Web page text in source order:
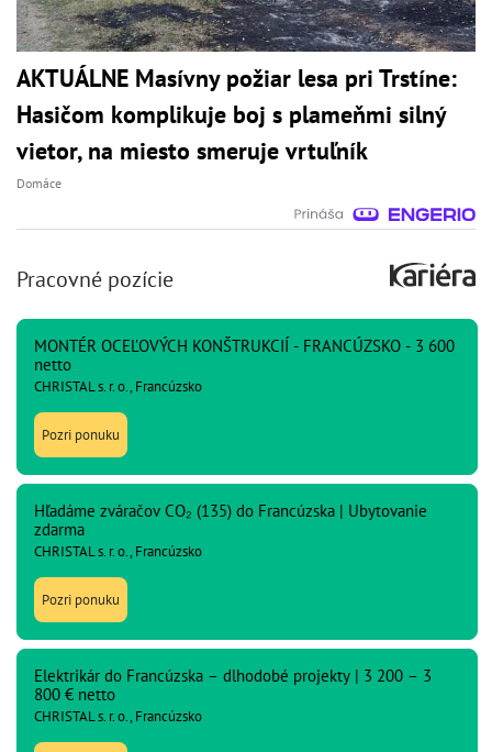
AKTUÁLNE Masívny požiar lesa pri Trstíne:
Hasičom komplikuje boj s plameňmi silný
vietor, na miesto smeruje vrtuľník
Domáce
Pracovné pozície
MONTÉR OCEĽOVÝCH KONŠTRUKCIÍ - FRANCÚZSKO - 3 600
netto
CHRISTAL s. r. o., Francúzsko
Pozri ponuku
Hľadáme zváračov CO₂ (135) do Francúzska | Ubytovanie
zdarma
CHRISTAL s. r. o., Francúzsko
Pozri ponuku
Elektrikár do Francúzska – dlhodobé projekty | 3 200 – 3
800 € netto
CHRISTAL s. r. o., Francúzsko